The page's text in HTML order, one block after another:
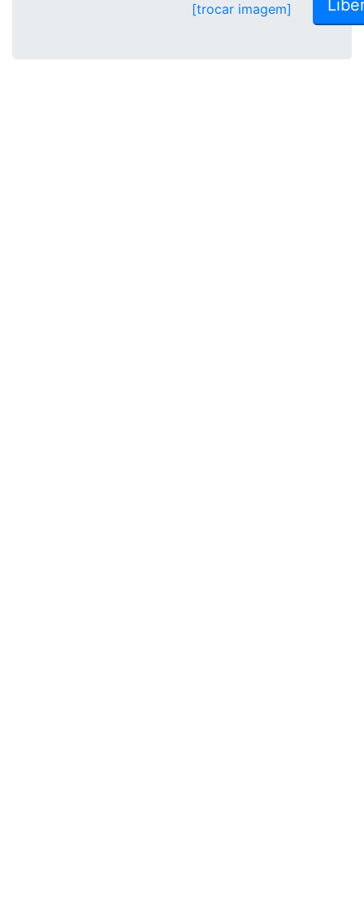
[trocar imagem]